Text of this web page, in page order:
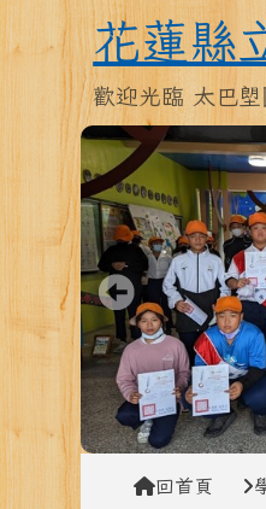
跳至主內容區
花蓮縣立太
花蓮縣
歡迎光臨 太巴塱
導覽列 回首頁